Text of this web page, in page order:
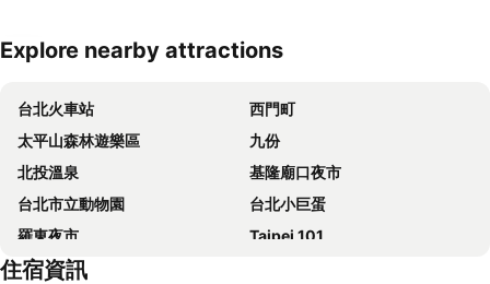
展開地圖
Explore nearby attractions
台北火車站
西門町
太平山森林遊樂區
九份
北投溫泉
基隆廟口夜市
台北市立動物園
台北小巨蛋
羅東夜市
Taipei 101
南港站覽館
住宿資訊